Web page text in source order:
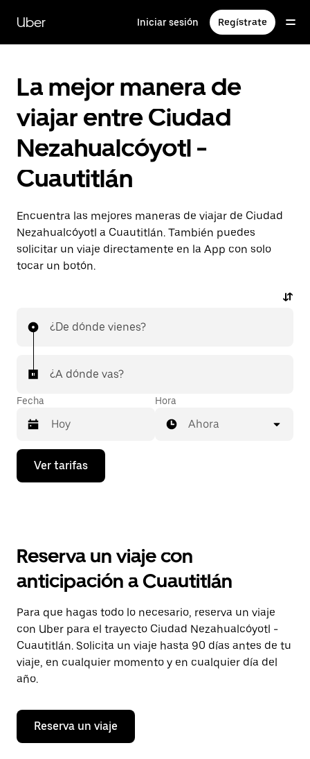
contenido
principal
Uber Iniciar sesión Regístrate
La mejor manera de
viajar entre Ciudad
Nezahualcóyotl -
Cuautitlán
Encuentra las mejores maneras de viajar de Ciudad
Nezahualcóyotl a Cuautitlán. También puedes
solicitar un viaje directamente en la App con solo
tocar un botón.
¿De dónde vienes?
¿A dónde vas?
Fecha
Presiona
flecha
el
y
selecciona
una
fecha.
Presiona
la
tecla Esc
para
cerrar
calendario.
Hora
Ahora
Ver tarifas
Reserva un viaje con
anticipación a Cuautitlán
Para que hagas todo lo necesario, reserva un viaje
con Uber para el trayecto Ciudad Nezahualcóyotl -
Cuautitlán. Solicita un viaje hasta 90 días antes de tu
viaje, en cualquier momento y en cualquier día del
año.
Reserva un viaje